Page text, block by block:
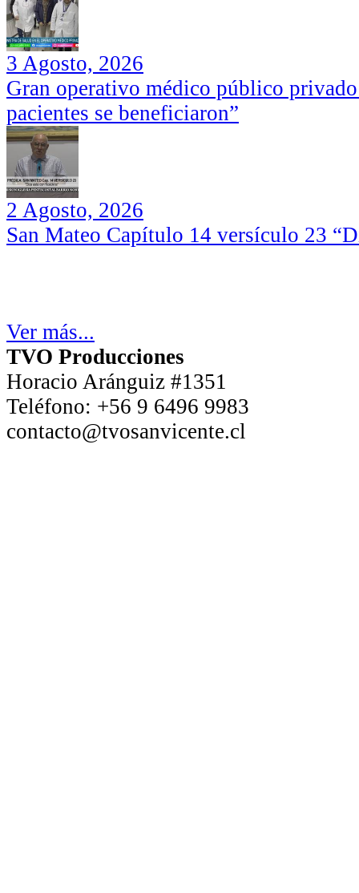
3 Agosto, 2026
Gran operativo médico público
pacientes se beneficiaron”
2 Agosto, 2026
San Mateo Capítulo 14 versículo 23
Ver más...
TVO Producciones
Horacio Aránguiz #1351
Teléfono: +56 9 6496 9983
contacto@tvosanvicente.cl